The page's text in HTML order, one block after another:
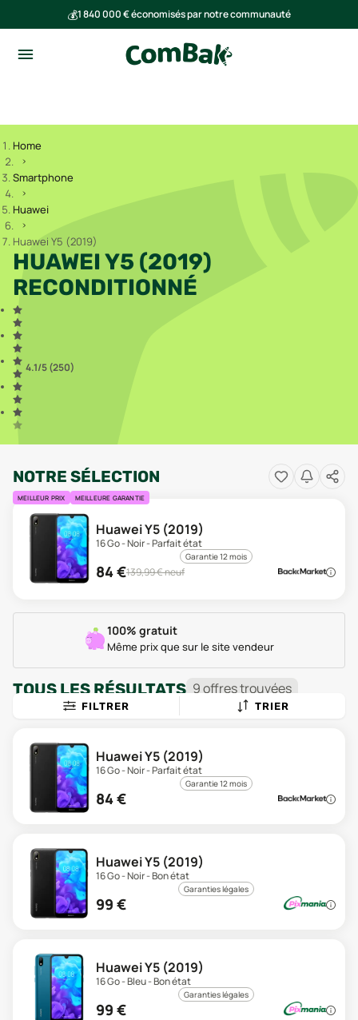
💰1 840 000 € économisés par notre communauté
Home
Smartphone
Huawei
Huawei Y5 (2019)
HUAWEI Y5 (2019)
RECONDITIONNÉ
4.1/5 (250)
NOTRE SÉLECTION
MEILLEUR PRIX MEILLEURE GARANTIE
Huawei Y5 (2019)
16 Go - Noir - Parfait état
Garantie 12 mois
84€139,99€ neuf
100% gratuit
Même prix que sur le site vendeur
TOUS LES RÉSULTATS 9offrestrouvées
FILTRER TRIER
Huawei Y5 (2019)
16 Go - Noir - Parfait état
Garantie 12 mois
84€
Huawei Y5 (2019)
16 Go - Noir - Bon état
Garanties légales
99 €
Huawei Y5 (2019)
16 Go - Bleu - Bon état
Garanties légales
99 €